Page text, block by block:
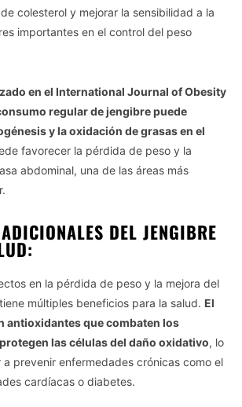
personal or sensitive information for
by us, please use the below opt-out
your selection. Please note that after your
you may continue seeing
disclosed to third parties prior to
separately opt-out of the further
personal information by third parties on the
participants. This information may
by us to third parties on theIAB’s List of
that may further disclose it to other
of the Sharing of my
of the Sale of my
out of processing my
for Targeted Advertising.
colesterol y mejorar la sensibilidad a la
importantes en el control del peso
en el International Journal of Obesity
regular de jengibre puede
y la oxidación de grasas en el
favorecer la pérdida de peso y la
abdominal, una de las áreas más
DEL JENGIBRE
en la pérdida de peso y la mejora del
múltiples beneficios para la salud. El
antioxidantes que combaten los
las células del daño oxidativo, lo
prevenir enfermedades crónicas como el
cardíacas o diabetes.